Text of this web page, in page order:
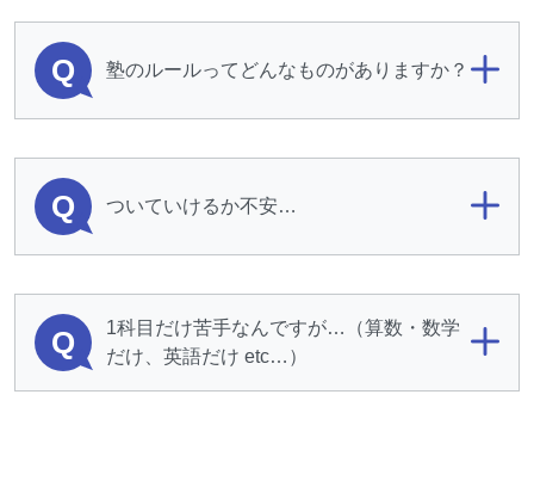
Q 塾のルールってどんなものがありますか？
Q ついていけるか不安…
Q
1科目だけ苦手なんですが…（算数・数学
だけ、英語だけ etc…）